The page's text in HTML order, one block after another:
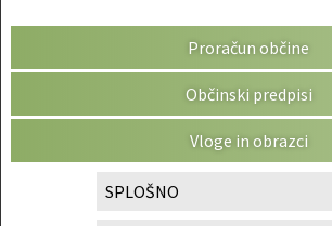
Proračun občine
Občinski predpisi
Vloge in obrazci
SPLOŠNO